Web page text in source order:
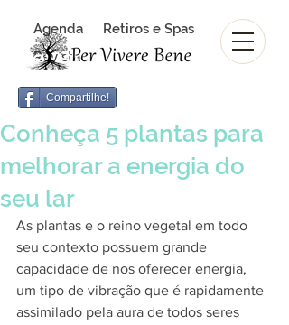
Agenda
Revista
Retiros e Spas
Revista Per Vivere Bene
Compartilhe!
Conheça 5 plantas para
melhorar a energia do
seu lar
As plantas e o reino vegetal em todo
seu contexto possuem grande
capacidade de nos oferecer energia,
um tipo de vibração que é rapidamente
assimilado pela aura de todos seres